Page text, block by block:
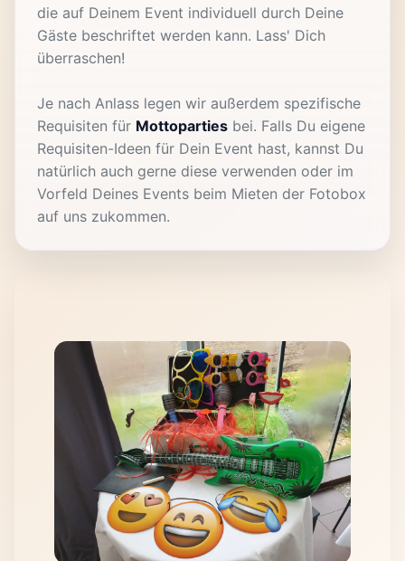
die auf Deinem Event individuell durch Deine
Gäste beschriftet werden kann. Lass' Dich
überraschen!
Je nach Anlass legen wir außerdem spezifische
Requisiten für Mottoparties bei. Falls Du eigene
Requisiten-Ideen für Dein Event hast, kannst Du
natürlich auch gerne diese verwenden oder im
Vorfeld Deines Events beim Mieten der Fotobox
auf uns zukommen.